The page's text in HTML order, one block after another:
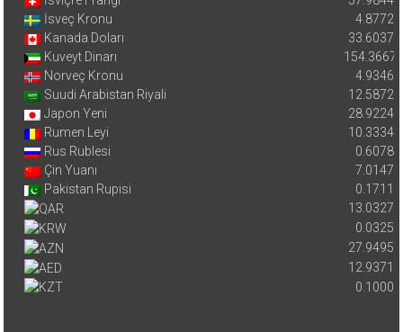
İsveç Kronu
4.8772
Kanada Doları
33.6037
Kuveyt Dinarı
154.3667
Norveç Kronu
4.9346
Suudi Arabistan Riyali
12.5872
Japon Yeni
28.9224
Rumen Leyi
10.3334
Rus Rublesi
0.6078
Çin Yuanı
7.0147
Pakistan Rupisi
0.1711
13.0327
0.0325
27.9495
12.9371
0.1000